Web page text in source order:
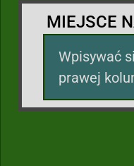
MIEJSCE
Wpisywać
prawej